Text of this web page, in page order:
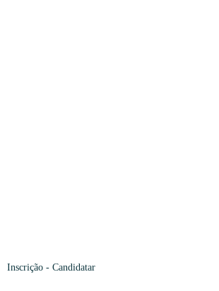
Inscrição - Candidatar